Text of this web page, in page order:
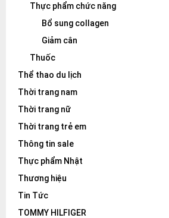
Thực phẩm chức năng
Bổ sung collagen
Giảm cân
Thuốc
Thể thao du lịch
Thời trang nam
Thời trang nữ
Thời trang trẻ em
Thông tin sale
Thực phẩm Nhật
Thương hiệu
Tin Tức
TOMMY HILFIGER